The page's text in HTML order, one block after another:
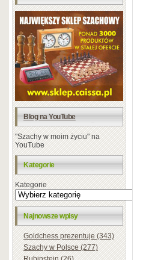
Blog na YouTube
"Szachy w moim życiu" na
YouTube
Kategorie
Kategorie
Najnowsze wpisy
Goldchess prezentuje (343)
Szachy w Polsce (277)